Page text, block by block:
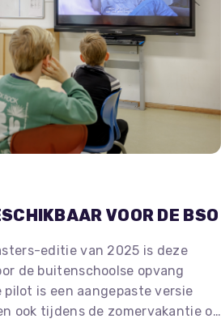
VOOR DE BSO
editie van 2025 is deze
de buitenschoolse opvang
pilot is een aangepaste versie
ook tijdens de zomervakantie op